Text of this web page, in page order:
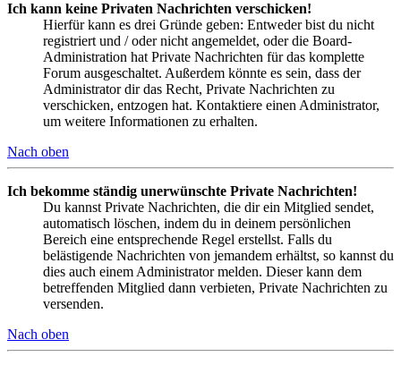
Ich kann keine Privaten Nachrichten verschicken!
Hierfür kann es drei Gründe geben: Entweder bist du nicht
registriert und / oder nicht angemeldet, oder die Board-
Administration hat Private Nachrichten für das komplette
Forum ausgeschaltet. Außerdem könnte es sein, dass der
Administrator dir das Recht, Private Nachrichten zu
verschicken, entzogen hat. Kontaktiere einen Administrator,
um weitere Informationen zu erhalten.
Nach oben
Ich bekomme ständig unerwünschte Private Nachrichten!
Du kannst Private Nachrichten, die dir ein Mitglied sendet,
automatisch löschen, indem du in deinem persönlichen
Bereich eine entsprechende Regel erstellst. Falls du
belästigende Nachrichten von jemandem erhältst, so kannst du
dies auch einem Administrator melden. Dieser kann dem
betreffenden Mitglied dann verbieten, Private Nachrichten zu
versenden.
Nach oben